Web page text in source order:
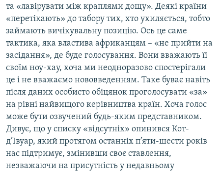
та «лавірувати між краплями дощу». Деякі країни
«перетікають» до табору тих, хто ухиляється, тобто
займають вичікувальну позицію. Ось це саме
тактика, яка властива африканцям – «не прийти на
засідання», де буде голосування. Вони вважають її
своїм ноу-хау, хоча ми неодноразово спостерігали
це і не вважаємо нововведенням. Таке буває навіть
після даних особисто обіцянок проголосувати «за»
на рівні найвищого керівництва країн. Хоча голос
може бути озвучений будь-яким представником.
Дивує, що у списку «відсутніх» опинився Кот-
д’Івуар, який протягом останніх п’яти-шести років
нас підтримує, змінивши своє ставлення,
незважаючи на присутність у недавньому